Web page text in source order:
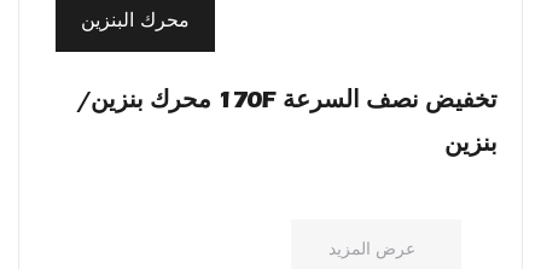
محرك البنزين
تخفيض نصف السرعة 170F محرك بنزين/
بنزين
عرض المزيد